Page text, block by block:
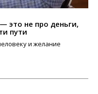
это не про деньги,
пути
и желание